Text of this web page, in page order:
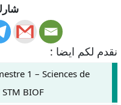
نقدم لكم ايضا :
1 – Sciences de
BIOF